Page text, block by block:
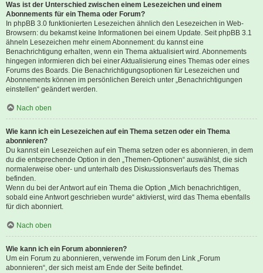
Was ist der Unterschied zwischen einem Lesezeichen und einem
Abonnements für ein Thema oder Forum?
In phpBB 3.0 funktionierten Lesezeichen ähnlich den Lesezeichen in Web-
Browsern: du bekamst keine Informationen bei einem Update. Seit phpBB 3.1
ähneln Lesezeichen mehr einem Abonnement: du kannst eine
Benachrichtigung erhalten, wenn ein Thema aktualisiert wird. Abonnements
hingegen informieren dich bei einer Aktualisierung eines Themas oder eines
Forums des Boards. Die Benachrichtigungsoptionen für Lesezeichen und
Abonnements können im persönlichen Bereich unter „Benachrichtigungen
einstellen“ geändert werden.
Nach oben
Wie kann ich ein Lesezeichen auf ein Thema setzen oder ein Thema
abonnieren?
Du kannst ein Lesezeichen auf ein Thema setzen oder es abonnieren, in dem
du die entsprechende Option in den „Themen-Optionen“ auswählst, die sich
normalerweise ober- und unterhalb des Diskussionsverlaufs des Themas
befinden.
Wenn du bei der Antwort auf ein Thema die Option „Mich benachrichtigen,
sobald eine Antwort geschrieben wurde“ aktivierst, wird das Thema ebenfalls
für dich abonniert.
Nach oben
Wie kann ich ein Forum abonnieren?
Um ein Forum zu abonnieren, verwende im Forum den Link „Forum
abonnieren“, der sich meist am Ende der Seite befindet.